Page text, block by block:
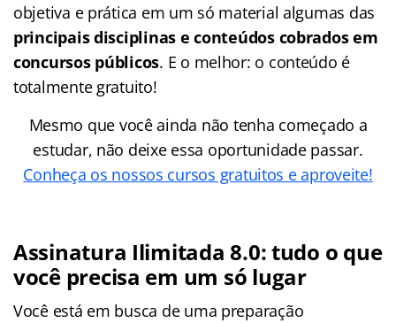
objetiva e prática em um só material algumas das
principais disciplinas e conteúdos cobrados em
concursos públicos. E o melhor: o conteúdo é
totalmente gratuito!
Mesmo que você ainda não tenha começado a
estudar, não deixe essa oportunidade passar.
Conheça os nossos cursos gratuitos e aproveite!
Assinatura Ilimitada 8.0: tudo o que
você precisa em um só lugar
Você está em busca de uma preparação